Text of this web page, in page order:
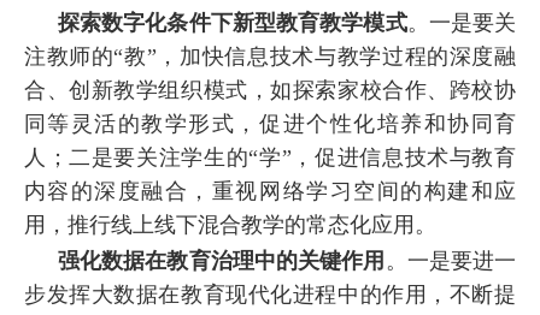
探索数字化条件下新型教育教学模式。一是要关
注教师的“教”，加快信息技术与教学过程的深度融
合、创新教学组织模式，如探索家校合作、跨校协
同等灵活的教学形式，促进个性化培养和协同育
人；二是要关注学生的“学”，促进信息技术与教育
内容的深度融合，重视网络学习空间的构建和应
用，推行线上线下混合教学的常态化应用。
强化数据在教育治理中的关键作用 。一是要进一
步发挥大数据在教育现代化进程中的作用，不断提